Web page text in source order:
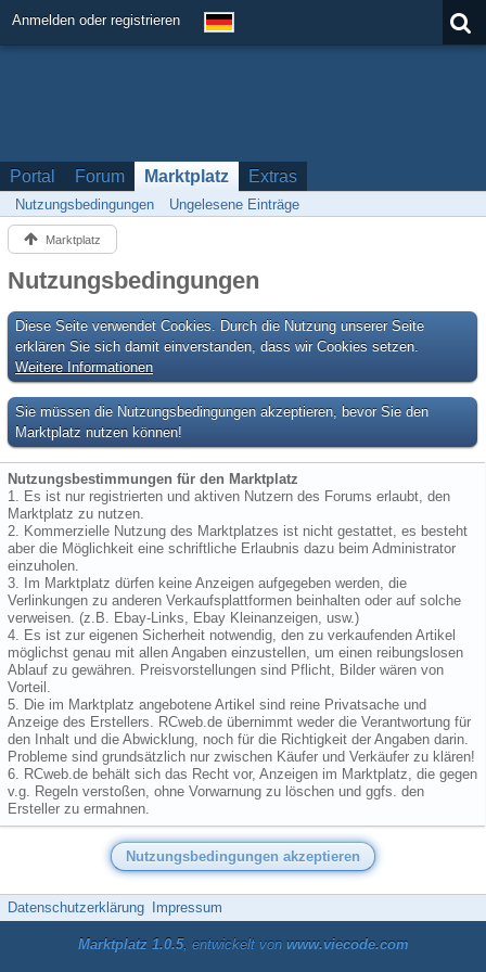
Anmelden oder registrieren
Portal Forum Marktplatz Extras
Nutzungsbedingungen Ungelesene Einträge
Marktplatz
Nutzungsbedingungen
Diese Seite verwendet Cookies. Durch die Nutzung unserer Seite
erklären Sie sich damit einverstanden, dass wir Cookies setzen.
Weitere Informationen
Sie müssen die Nutzungsbedingungen akzeptieren, bevor Sie den
Marktplatz nutzen können!
Nutzungsbestimmungen für den Marktplatz
1. Es ist nur registrierten und aktiven Nutzern des Forums erlaubt, den
Marktplatz zu nutzen.
2. Kommerzielle Nutzung des Marktplatzes ist nicht gestattet, es besteht
aber die Möglichkeit eine schriftliche Erlaubnis dazu beim Administrator
einzuholen.
3. Im Marktplatz dürfen keine Anzeigen aufgegeben werden, die
Verlinkungen zu anderen Verkaufsplattformen beinhalten oder auf solche
verweisen. (z.B. Ebay-Links, Ebay Kleinanzeigen, usw.)
4. Es ist zur eigenen Sicherheit notwendig, den zu verkaufenden Artikel
möglichst genau mit allen Angaben einzustellen, um einen reibungslosen
Ablauf zu gewähren. Preisvorstellungen sind Pflicht, Bilder wären von
Vorteil.
5. Die im Marktplatz angebotene Artikel sind reine Privatsache und
Anzeige des Erstellers. RCweb.de übernimmt weder die Verantwortung für
den Inhalt und die Abwicklung, noch für die Richtigkeit der Angaben darin.
Probleme sind grundsätzlich nur zwischen Käufer und Verkäufer zu klären!
6. RCweb.de behält sich das Recht vor, Anzeigen im Marktplatz, die gegen
v.g. Regeln verstoßen, ohne Vorwarnung zu löschen und ggfs. den
Ersteller zu ermahnen.
Datenschutzerklärung Impressum
Marktplatz 1.0.5, entwickelt von www.viecode.com